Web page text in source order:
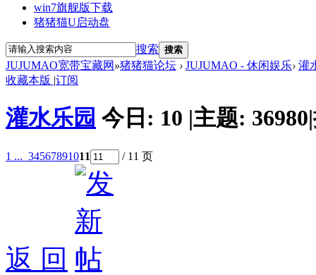
win7旗舰版下载
猪猪猫U启动盘
搜索 搜索
JUJUMAO宽带宝藏网 »猪猪猫论坛 › JUJUMAO - 休闲娱乐› 灌
收藏本版 |订阅
灌水乐园 今日: 10 |主题: 36980|
1 ... 34567891011 / 11 页
返 回